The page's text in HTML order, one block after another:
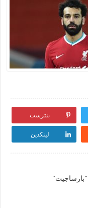
بنترست
لينكدين